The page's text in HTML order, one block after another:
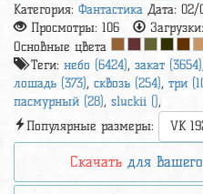
Категория: Фантастика Дата: 02/
Просмотры: 106 Загрузки:
Основные цвета
Теги: небо (6424), закат (3654)
лошадь (373), сквозь (254), три
пасмурный (28), sluckii (),
Популярные размеры:
VK
Скачать для